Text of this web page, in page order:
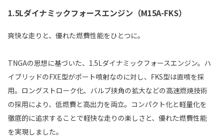
1.5Lダイナミックフォースエンジン（M15A-FKS）
爽快な走りと、優れた燃費性能をひとつに。
TNGAの思想に基づいた、1.5Lダイナミックフォースエンジン。ハ
イブリッドのFXE型がポート噴射なのに対し、FKS型は直噴を採
用。ロングストローク化、バルブ挟角の拡大などの高速燃焼技術
の採用により、低燃費と高出力を両立。コンパクト化と軽量化を
徹底的に追求することで軽快な走りの楽しさと、優れた燃費性能
を実現しました。